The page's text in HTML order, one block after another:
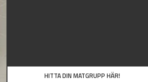
HITTA DIN MATGRUPP HÄR!